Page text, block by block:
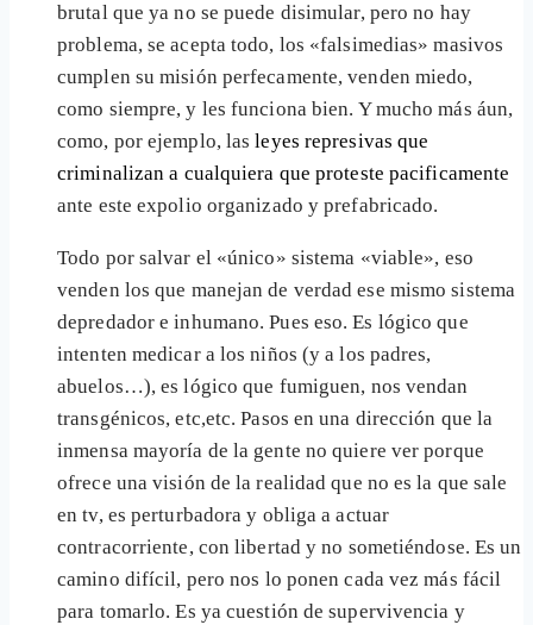
brutal que ya no se puede disimular, pero no hay
problema, se acepta todo, los «falsimedias» masivos
cumplen su misión perfecamente, venden miedo,
como siempre, y les funciona bien. Y mucho más áun,
como, por ejemplo, lasleyes represivas que
criminalizan a cualquiera que proteste pacificamente
ante este expolio organizado y prefabricado.
Todo por salvar el «único» sistema «viable», eso
venden los que manejan de verdad ese mismo sistema
depredador e inhumano. Pues eso. Es lógico que
intenten medicar a los niños (y a los padres,
abuelos…), es lógico que fumiguen, nos vendan
transgénicos, etc,etc. Pasos en una dirección que la
inmensa mayoría de la gente no quiere ver porque
ofrece una visión de la realidad que no es la que sale
en tv, es perturbadora y obliga a actuar
contracorriente, con libertad y no sometiéndose. Es un
camino difícil, pero nos lo ponen cada vez más fácil
para tomarlo. Es ya cuestión de supervivencia y